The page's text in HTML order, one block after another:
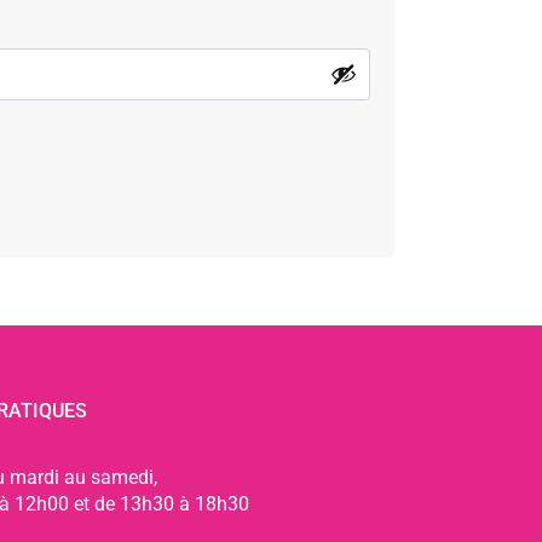
mardi au samedi,
12h00 et de 13h30 à 18h30